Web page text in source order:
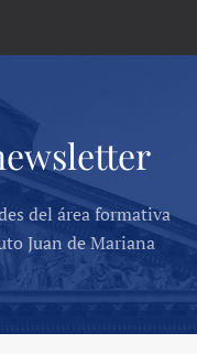
del área formativa
Juan de Mariana